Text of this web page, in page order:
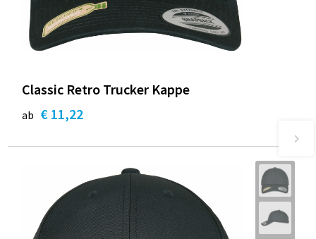
Classic Retro Trucker Kappe
ab € 11,22